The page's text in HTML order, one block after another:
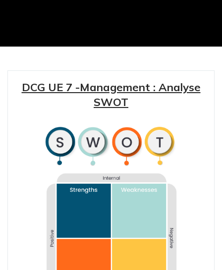
DCG UE 7 -Management : Analyse
SWOT